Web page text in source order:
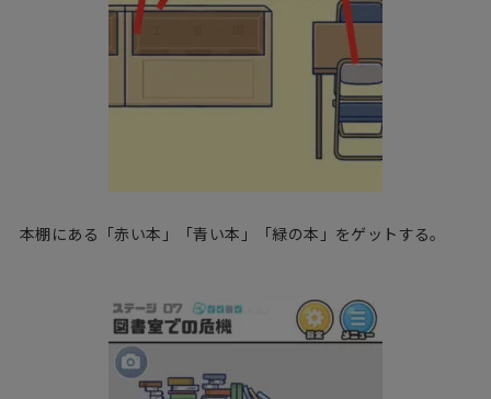
本棚にある「赤い本」「青い本」「緑の本」をゲットする。